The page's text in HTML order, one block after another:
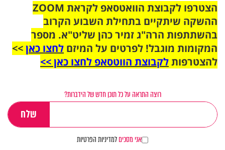
הצטרפו לקבוצת הוואטסאפ לקראת ZOOM
ההשקה שיתקיים בתחילת השבוע הקרוב
בהשתתפות הרה"ג זמיר כהן שליט"א. מספר
המקומות מוגבל! לפרטים על המיזם לחצו כאן>>
להצטרפותלקבוצת הווטסאפ לחצו כאן >>
רוצה התראה על כל תוכן חדש של הידברות?
אני מסכיםלמדיניות הפרטיות